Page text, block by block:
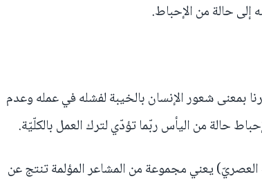
حالة من الإحباط.
بمعنى شعور الإنسان بالخيبة لفشله في عمله وعدم
حالة من اليأس ربّما تؤدّي لترك العمل بالكلّيّة.
يعني مجموعة من المشاعر المؤلمة تنتج عن